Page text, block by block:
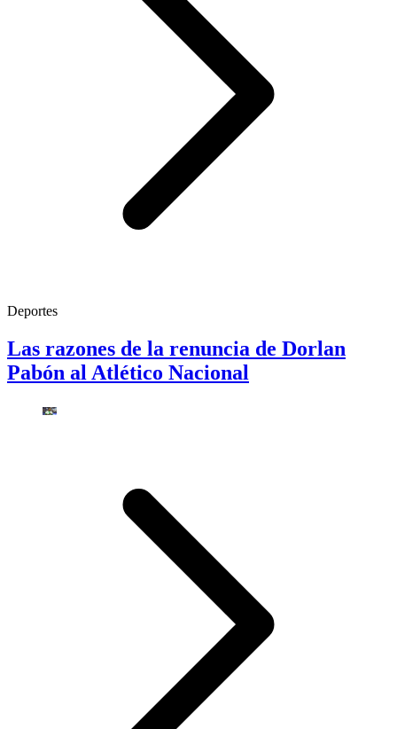
Deportes
Las razones de la renuncia de Dorlan
Pabón al Atlético Nacional